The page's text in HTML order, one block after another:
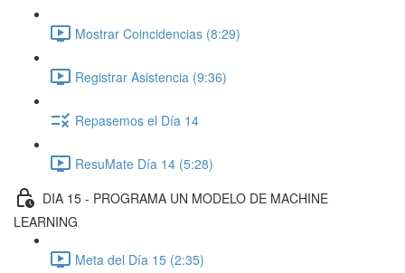
Mostrar Coincidencias (8:29)
Registrar Asistencia (9:36)
Repasemos el Día 14
ResuMate Día 14 (5:28)
DIA 15 - PROGRAMA UN MODELO DE MACHINE
LEARNING
Meta del Día 15 (2:35)